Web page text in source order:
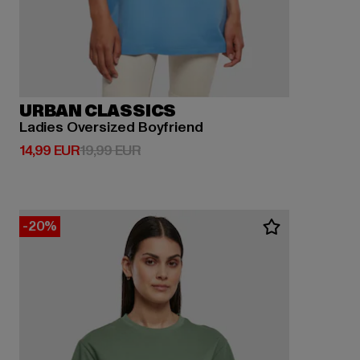
URBAN CLASSICS
Ladies Oversized Boyfriend
14,99 EUR
Derzeitiger Preis: 14,99 EUR
19,99 EURAktionspreis: 19,99 EUR
-20%